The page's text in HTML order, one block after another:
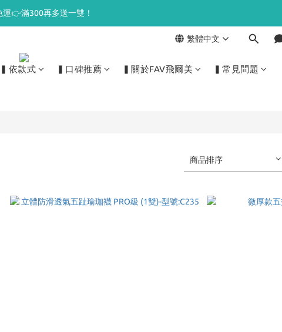
運👉滿300再多送一雙！
繁體中文
▍依款式 ▍口碑推薦 ▍關於FAV飛爾美 ▍常見問題
商品排序